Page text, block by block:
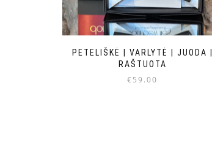
PETELIŠKĖ | VARLYTĖ | JUODA |
RAŠTUOTA
€59.00